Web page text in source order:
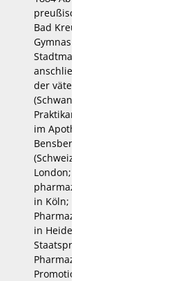
preußischen Gymnasium
Bad Kreuznach (heute
Gymnasium an der
Stadtmauer),
anschließend Lehrling in
der väterlichen Apotheke
(Schwanen Apotheke);
Praktikantenausbildung
im Apothekerberuf in
Bensberg, Nyon
(Schweiz), Darmstadt und
London; 1887 erste
pharmazeutische Prüfung
in Köln; Studium der
Pharmazie und Chemie
in Heidelberg; 1891
Staatsprüfung in
Pharmazie; 1892
Promotion zum Dr.